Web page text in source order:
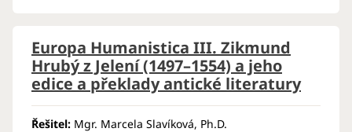
Europa Humanistica III. Zikmund
Hrubý z Jelení (1497–1554) a jeho
edice a překlady antické literatury
Řešitel: Mgr. Marcela Slavíková, Ph.D.